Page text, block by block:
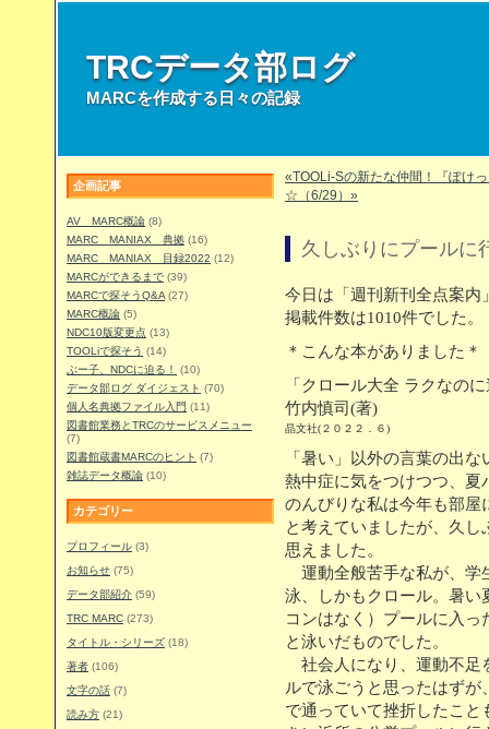
TRCデータ部ログ
MARCを作成する日々の記録
企画記事
AV MARC概論 (8)
MARC MANIAX 典拠 (16)
MARC MANIAX 目録2022 (12)
MARCができるまで (39)
MARCで探そうQ&A (27)
MARC概論 (5)
NDC10版変更点 (13)
TOOLiで探そう (14)
ぶー子、NDCに迫る！
(10)
データ部ログ ダイジェスト (70)
個人名典拠ファイル入門 (11)
図書館業務とTRCのサービスメニュー
(7)
図書館蔵書MARCのヒント (7)
雑誌データ概論 (10)
カテゴリー
プロフィール (3)
お知らせ (75)
データ部紹介 (59)
TRC MARC (273)
タイトル・シリーズ (18)
著者 (106)
文字の話 (7)
読み方 (21)
«TOOLi-Sの新たな仲間！『ぽけ
☆（6/29）»
久しぶりにプールに
今日は「週刊新刊全点案内
掲載件数は1010件でした。
＊こんな本がありました＊
「クロール大全 ラクなの
竹内慎司(著)
晶文社(２０２２．６)
「暑い」以外の言葉の出
熱中症に気をつけつつ、夏
のんびりな私は今年も部屋
と考えていましたが、久
思えました。
運動全般苦手な私が、学
泳、しかもクロール。暑い
コンはなく）プールに入
と泳いだものでした。
社会人になり、運動不足
ルで泳ごうと思ったはず
で通っていて挫折したこ